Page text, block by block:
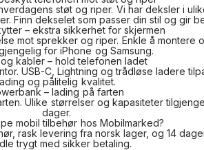
støt og riper. Vi har deksler i
Finn dekselet som passer din stil og gir
– ekstra sikkerhet for skjermen
mot sprekker og riper. Enkle å montere
for iPhone og Samsung.
kabler – hold telefonen ladet
USB-C, Lightning og trådløse ladere
og pålitelig kvalitet.
– lading på farten
Ulike størrelser og kapasiteter
dager.
mobil tilbehør hos Mobilmarked?
rask levering fra norsk lager, og14
trygt med sikker betaling.